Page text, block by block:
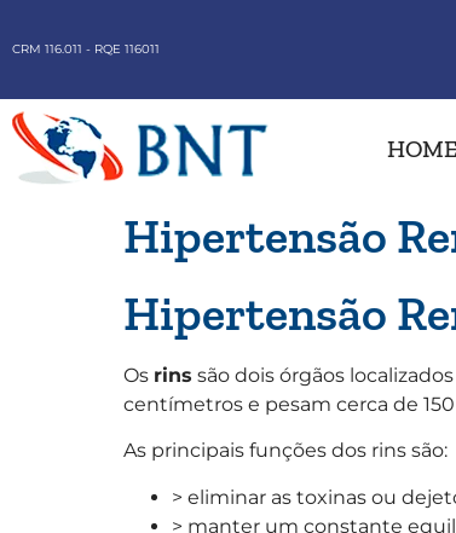
CRM 116.011 - RQE 116011
HOME
Hipertensão
Hipertensão
Os rins são dois órgãos
centímetros e pesam cerca de
As principais funções dos rins são:
> eliminar as toxinas ou
> manter um constante